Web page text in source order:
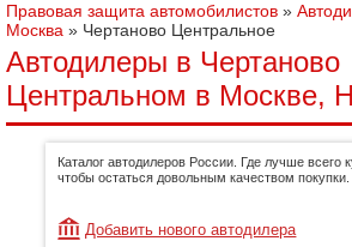
Правовая защита автомобилистов »
Москва » Чертаново Центральное
Автодилеры в Чертаново
Центральном в Москве,
Каталог автодилеров России. Где лучше всего
чтобы остаться довольным качеством покупки.
Добавить нового автодилера